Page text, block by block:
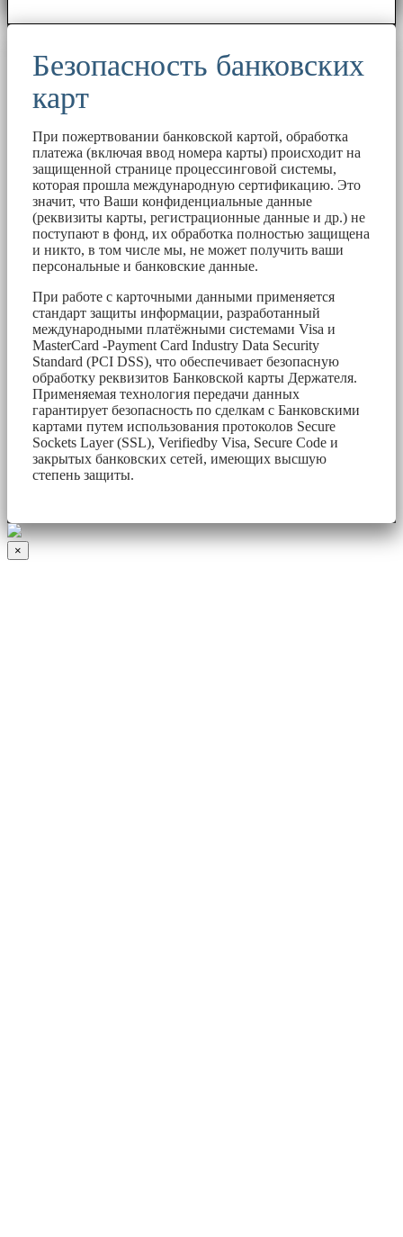
Безопасность банковских
карт
При пожертвовании банковской картой, обработка
платежа (включая ввод номера карты) происходит на
защищенной странице процессинговой системы,
которая прошла международную сертификацию. Это
значит, что Ваши конфиденциальные данные
(реквизиты карты, регистрационные данные и др.) не
поступают в фонд, их обработка полностью защищена
и никто, в том числе мы, не может получить ваши
персональные и банковские данные.
При работе с карточными данными применяется
стандарт защиты информации, разработанный
международными платёжными системами Visa и
MasterCard -Payment Card Industry Data Security
Standard (PCI DSS), что обеспечивает безопасную
обработку реквизитов Банковской карты Держателя.
Применяемая технология передачи данных
гарантирует безопасность по сделкам с Банковскими
картами путем использования протоколов Secure
Sockets Layer (SSL), Verifiedby Visa, Secure Code и
закрытых банковских сетей, имеющих высшую
степень защиты.
×